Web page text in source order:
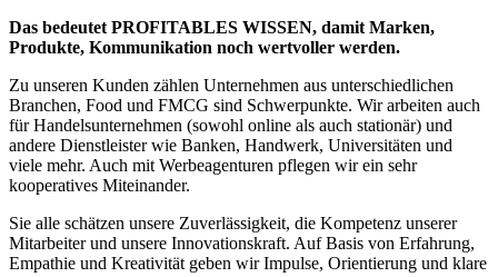
Das bedeutet PROFITABLES WISSEN, damit Marken,
Produkte, Kommunikation noch wertvoller werden.
Zu unseren Kunden zählen Unternehmen aus unterschiedlichen
Branchen, Food und FMCG sind Schwerpunkte. Wir arbeiten auch
für Handelsunternehmen (sowohl online als auch stationär) und
andere Dienstleister wie Banken, Handwerk, Universitäten und
viele mehr. Auch mit Werbeagenturen pflegen wir ein sehr
kooperatives Miteinander.
Sie alle schätzen unsere Zuverlässigkeit, die Kompetenz unserer
Mitarbeiter und unsere Innovationskraft. Auf Basis von Erfahrung,
Empathie und Kreativität geben wir Impulse, Orientierung und klare